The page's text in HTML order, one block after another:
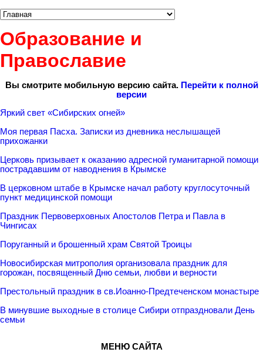
Образование и
Православие
Вы смотрите мобильную версию сайта. Перейти к полной
версии
Яркий свет «Сибирских огней»
Моя первая Пасха. Записки из дневника неслышащей
прихожанки
Церковь призывает к оказанию адресной гуманитарной помощи
пострадавшим от наводнения в Крымске
В церковном штабе в Крымске начал работу круглосуточный
пункт медицинской помощи
Праздник Первоверховных Апостолов Петра и Павла в
Чингисах
Поруганный и брошенный храм Святой Троицы
Новосибирская митрополия организовала праздник для
горожан, посвященный Дню семьи, любви и верности
Престольный праздник в св.Иоанно-Предтеченском монастыре
В минувшие выходные в столице Сибири отпраздновали День
семьи
МЕНЮ САЙТА